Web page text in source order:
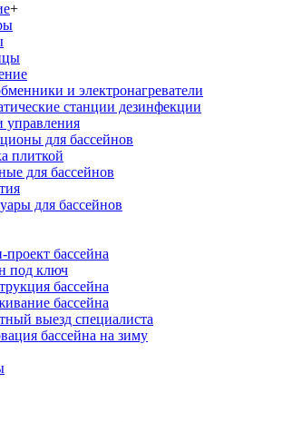
+
и электронагреватели
станции дезинфекции
управления
для бассейнов
плиткой
для бассейнов
для бассейнов
проект бассейна
под ключ
бассейна
бассейна
выезд специалиста
бассейна на зиму